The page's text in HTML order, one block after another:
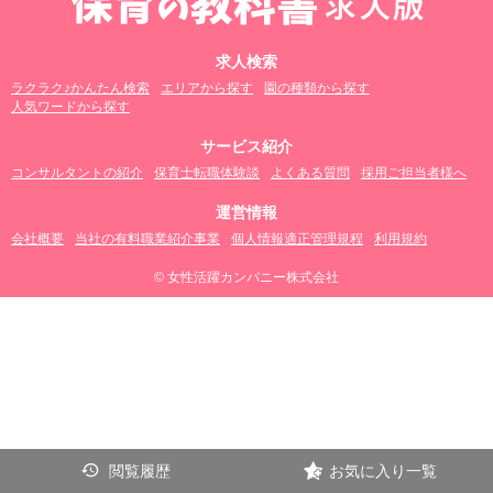
求人検索
ラクラク♪かんたん検索 エリアから探す
園の種類から探す
人気ワードから探す
サービス紹介
コンサルタントの紹介 保育士転職体験談 よくある質問 採用ご担当者様へ
運営情報
会社概要 当社の有料職業紹介事業 個人情報適正管理規程 利用規約
© 女性活躍カンパニー株式会社
閲覧履歴 お気に入り一覧